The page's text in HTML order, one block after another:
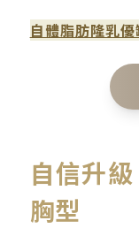
自體脂肪隆乳
自信升
胸型